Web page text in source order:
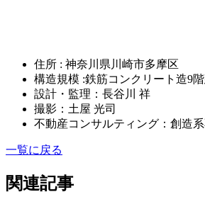
住所 : 神奈川県川崎市多摩区
構造規模 :鉄筋コンクリート造9
設計・監理：長谷川 祥
撮影：土屋 光司
不動産コンサルティング：創造
一覧に戻る
関連記事